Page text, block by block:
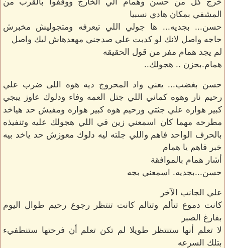
المشفي بمكان هادي نسبيا
حسن... بجديه... ها جولي اللي تيعرفه ومتجوليش مخبرش
حاجه واصل لانك لو كدبت علي صدجني مهعدهاش ليك واصل
لم يجد همام مفر من قول الحقيقه
همام.بحزن .. هجولك..
حسن بغضب... يعني واد المحروج ديه هوه اللى ضرب علي
رحيم نار وهوه كماني اللي جتل العمه وفاء ودلوك عاوز يبجي
كبير هواره علي جثتي ورحيم هوه كبير هواره ومفيش حد هياخد
مطرحه مهما كان اسمعني زين في اللي هجولك عليه وتنفيذه
بالحرف الواحد فاهم واللي جلته ليه دلوك معوزش حد ياخد بيه
خبر فاهم يا همام
أشار همام بالموافقة
حسن...بجديه. اسمعني بجه
علي الجانب الآخر
كانت دموع تتألم وتتالم كانت تنتظر رجوع رحيم طوال اليوم
بفارغ الصبر
لا تعلم أنها ستنتظر طويلا لم تكن تعلم أن فرحتها ستنطفيء
بتلك السرعه